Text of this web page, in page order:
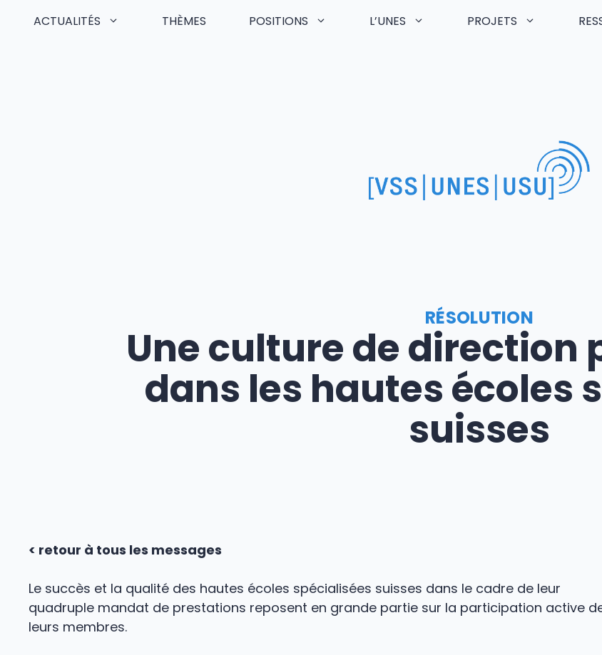
ACTUALITÉS THÈMES POSITIONS L’UNES PROJETS
RÉSOLUTION
Une culture de
dans les hautes écoles
suisses
< retour à tous les messages
Le succès et la qualité des hautes écoles spécialisées suisses dans le cadre de leur
quadruple mandat de prestations reposent en grande partie sur la participation active
leurs membres.